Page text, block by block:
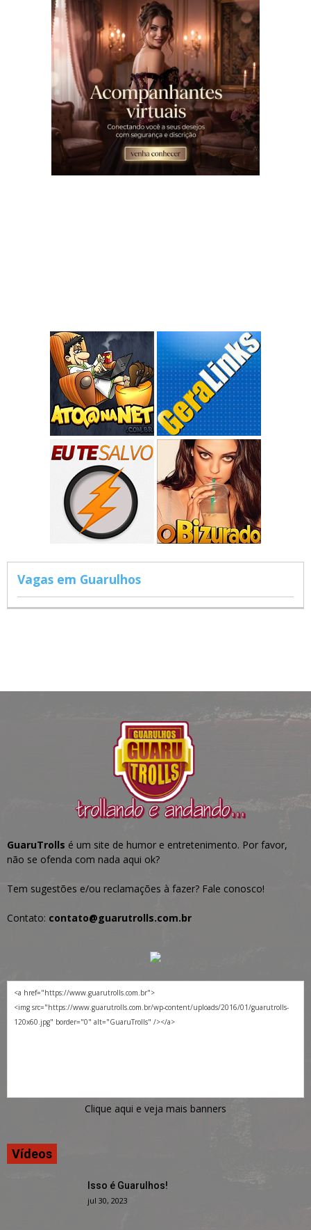
Vagas em Guarulhos
GuaruTrolls é um site de humor e entretenimento. Por favor,
não se ofenda com nada aqui ok?
Tem sugestões e/ou reclamações à fazer? Fale conosco!
Contato: contato@guarutrolls.com.br
Clique aqui e veja mais banners
Vídeos
Isso é Guarulhos!
jul 30, 2023